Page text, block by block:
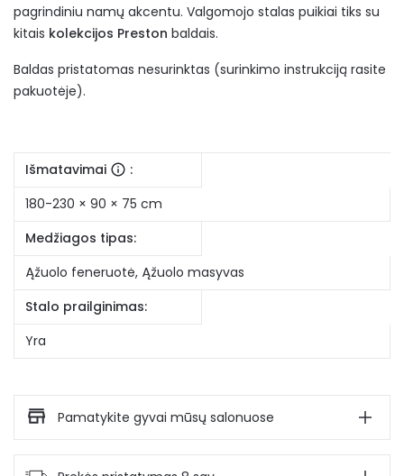
pagrindiniu namų akcentu. Valgomojo stalas puikiai tiks su
kitais kolekcijos Preston baldais.
Baldas pristatomas nesurinktas (surinkimo instrukciją rasite
pakuotėje).
Išmatavimai
:
180-230 × 90 × 75 cm
Medžiagos tipas:
Ąžuolo feneruotė, Ąžuolo masyvas
Stalo prailginimas:
Yra
Pamatykite gyvai mūsų salonuose